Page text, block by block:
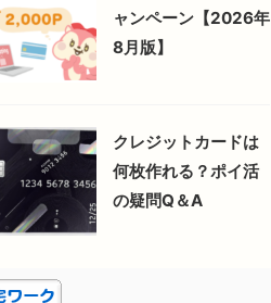
ャンペーン【2026年
8月版】
クレジットカードは
何枚作れる？ポイ活
の疑問Q＆A